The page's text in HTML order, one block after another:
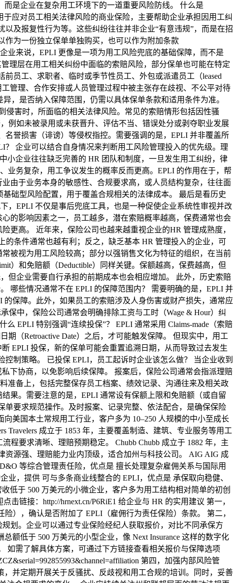
是企业在复杂用工环境下的一道重要风险防线。 什么是
于应对员工相关法律风险的商业保险，主要帮助企业承担因用工纠
及报复性行为等。这些纠纷往往并非企业“有意违规”，而是在招
作为一份独立保单单独购买，也可以作为附加条款
企业来说，EPLI 更像是一项为用工风险兜底的基础保障，而不是
理层在用工相关纠纷中面临的索赔风险，部分保单也可能在特定
员工、求职者、临时或季节性员工、外包或派遣员工（leased
管理、合作安排或人员管理过程中被主张存在歧视、不公平对待
，是否纳入保障范围，仍需以具体保单条款和适用条件为准。
侵害时，所面临的相关法律风险。常见的索赔情形包括因性骚
例如未被录用或未获晋升、评估不当、错误处分或剥夺职业发展
誉损害（诽谤）等侵权指控。需要强调的是，EPLI 并非覆盖所
企业可以结合自身情况来判断用工风险管理投入的优先级。理
小企业往往缺乏完善的 HR 团队和制度，一旦发生用工纠纷，律
业务复杂，用工争议发生的概率反而更高。EPLI 的作用在于，帮
由于业务本身的敏感性、合规要求高，或人员结构复杂，往往面
础型风险配置，用于覆盖合规相关的法律成本。 最后是看历史
，EPLI 不仅是事后兜底工具，也是一种促使企业系统性审视并改
的影响因素之一，员工越多，潜在索赔概率越高，保费通常也会
更高。 近年来，保险公司也越来越重视企业的HR 管理成熟度，
条件通常也越有利；反之，缺乏基本 HR 管理投入的企业，可
被视为用工风险较高；部分以强销售文化为特征的组织，在当前
）和免赔额（Deductible）同样关键。保额越高，保费越高，但
但企业需要自行承担的前期成本也会相应增加。 此外，历史索赔
哪些情况通常不在 EPLI 的保障范围内？ 需要明确的是，EPLI 并
保障。此外，如果员工的索赔涉及人身伤害或财产损失，通常应
保中，保险公司通常会明确排除工资与工时（Wage & Hour）纠
EPLI 特别强调“连续投保”？ EPLI 通常采用 Claims-made（索赔
（Retroactive Date）之后，才可能触发保障。 但现实中，用工
EPLI 投保，新的保单可能会重置追溯日期，从而导致过去发生
制策略。 已投保 EPLI，员工起诉时企业该怎么做？ 当企业收到
下协商，以免影响后续保障。 报案后，保险公司通常会指派理赔
准备上，包括完整保存员工档案、绩效记录、沟通往来及相关政
果。需要注意的是，EPLI 通常设有保额上限和免赔额（或自留
要求规范操作。及时报案、记录完整、依法配合，是确保保险
美国本土常规用工行业，客户多为 10–250 人规模的中小至成长
Travelers 成立于 1853 年，主要覆盖制造、建筑、专业服务等用工
程要求清晰、理赔预期稳定。 Chubb Chubb 成立于 1882 年，主
源强、理赔能力业内顶级，适合加州与科技公司。 AIG AIG 成
等综合管理责任险，优点是 擅长处理复杂雇佣关系与国际用
业，提供 可与多条商业线整合的 EPLI，优点是 承保取向稳健、
低于 500 万美元的小微企业，客户多为用工结构相对简单的初创
链接：http://hrnext.cn/P6RiE1 给企业与 HR 的实用建议 第一，
），确认是否附加了 EPLI（雇佣行为责任保险）条款。 第二，
划。企业可以通过专业保险经纪人获取报价，对比不同承保方
额低于 500 万美元的小型企业，像 Next Insurance 这样的数字化
如需了解具体方案，可通过下方链接查看相关报价与保障选项
第四，加强内部风险管
并定期开展关于反骚扰、反歧视和用工合规的培训。同时，妥善